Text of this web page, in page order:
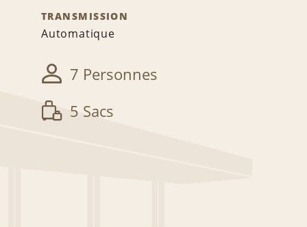
TRANSMISSION
Automatique
7 Personnes
5 Sacs